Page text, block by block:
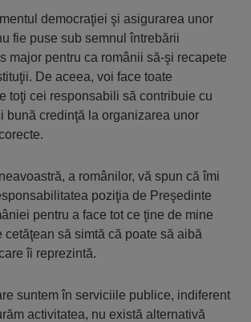
democraţiei şi asigurarea unor
fie puse sub semnul întrebării
major pentru ca românii să-şi recapete
De aceea, voi face toate
toţi cei responsabili să contribuie cu
bună credinţă la organizarea unor
a românilor, vă spun că îmi
poziţia de Preşedinte
pentru a face tot ce ţine de mine
cetăţean să simtă că poate să aibă
îi reprezintă.
suntem în serviciile publice, indiferent
activitatea, nu există alternativă